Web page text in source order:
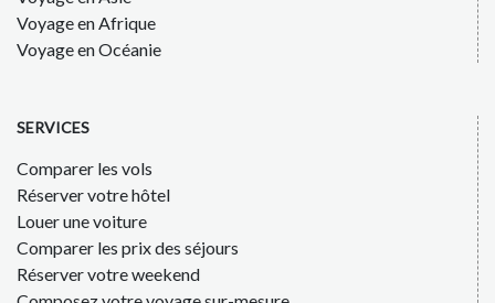
Voyage en Afrique
Voyage en Océanie
SERVICES
Comparer les vols
Réserver votre hôtel
Louer une voiture
Comparer les prix des séjours
Réserver votre weekend